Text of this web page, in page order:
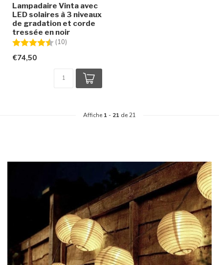
Lampadaire Vinta avec
LED solaires à 3 niveaux
de gradation et corde
tressée en noir
Note:
(10)
€74,50
Affiche 1 - 21 de 21